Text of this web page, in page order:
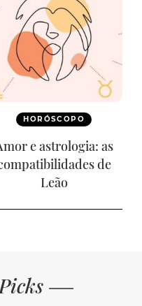
HORÓSCOPO
e astrologia: as
de
Leão